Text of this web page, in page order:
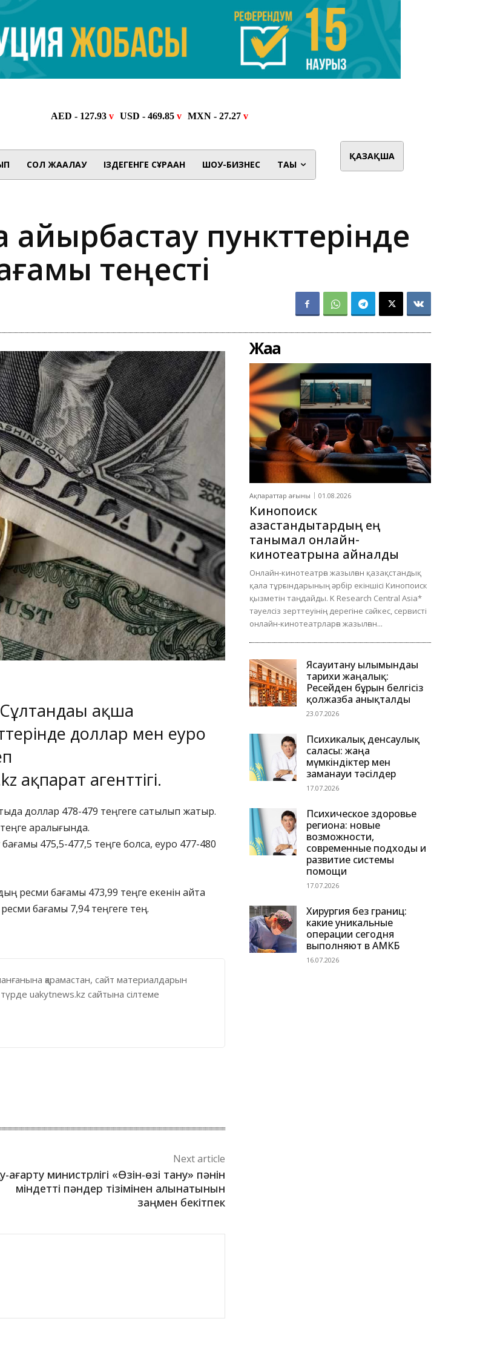
СОЛ ЖАҒАЛАУ ІЗДЕГЕНГЕ СҰРАҒАН ШОУ-БИЗНЕС ТАҒЫ
ҚАЗАҚША
айырбастау пункттерінде
теңесті
ақша
доллар мен еуро
ақпарат агенттігі.
доллар 478-479 теңгеге сатылып жатыр.
аралығында.
475,5-477,5 теңге болса, еуро 477-480
ресми бағамы 473,99 теңге екенін айта
бағамы 7,94 теңгеге тең.
қарамастан, сайт материалдарын
uakytnews.kz сайтына сілтеме
Next article
ағарту министрлігі «Өзін-өзі тану» пәнін
міндетті пәндер тізімінен алынатынын
заңмен бекітпек
Жаңа
Ақпараттар ағыны 01.08.2026
Кинопоиск
қазақстандықтардың ең
танымал онлайн-
кинотеатрына айналды
Онлайн-кинотеатрға жазылған қазақстандық
қала тұрғындарының әрбір екіншісі Кинопоиск
қызметін таңдайды. K Research Central Asia*
тәуелсіз зерттеуінің дерегіне сәйкес, сервисті
онлайн-кинотеатрларға жазылған...
Ясауитану ғылымындағы
тарихи жаңалық:
Ресейден бұрын белгісіз
қолжазба анықталды
23.07.2026
Психикалық денсаулық
саласы: жаңа
мүмкіндіктер мен
заманауи тәсілдер
17.07.2026
Психическое здоровье
региона: новые
возможности,
современные подходы и
развитие системы
помощи
17.07.2026
Хирургия без границ:
какие уникальные
операции сегодня
выполняют в АМКБ
16.07.2026